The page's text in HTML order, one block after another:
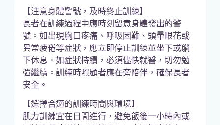
【注意身體警號，及時終止訓練】
長者在訓練過程中應時刻留意身體發出的警
號。如出現胸口疼痛、呼吸困難、頭暈眼花或
異常疲倦等症狀，應立即停止訓練並坐下或躺
下休息。如症狀持續，必須儘快就醫，切勿勉
強繼續。訓練時照顧者應在旁陪伴，確保長者
安全。
【選擇合適的訓練時間與環境】
肌力訓練宜在日間進行，避免飯後一小時內或